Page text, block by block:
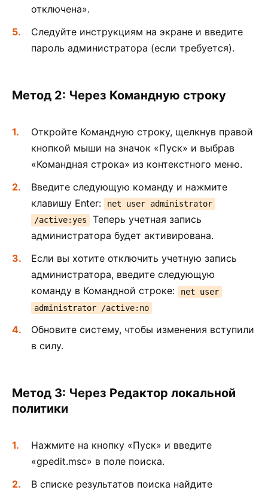
отключена».
Следуйте инструкциям на экране и введите
пароль администратора (если требуется).
Метод 2: Через Командную строку
Откройте Командную строку, щелкнув правой
кнопкой мыши на значок «Пуск» и выбрав
«Командная строка» из контекстного меню.
Введите следующую команду и нажмите
клавишу Enter:
net user administrator
/active:yes
Теперь учетная запись
администратора будет активирована.
Если вы хотите отключить учетную запись
администратора, введите следующую
команду в Командной строке:
net user
administrator /active:no
Обновите систему, чтобы изменения вступили
в силу.
Метод 3: Через Редактор локальной
политики
Нажмите на кнопку «Пуск» и введите
«gpedit.msc» в поле поиска.
В списке результатов поиска найдите